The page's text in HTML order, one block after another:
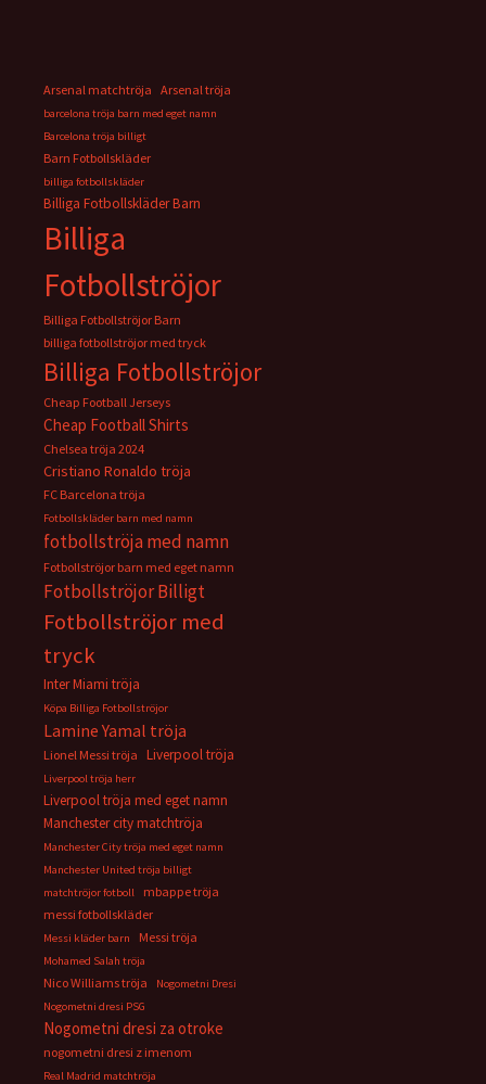
Arsenal matchtröja Arsenal tröja
barcelona tröja barn med eget namn
Barcelona tröja billigt
Barn Fotbollskläder
billiga fotbollskläder
Billiga Fotbollskläder Barn
Billiga
Fotbollströjor
Billiga Fotbollströjor Barn
billiga fotbollströjor med tryck
Billiga Fotbollströjor
Cheap Football Jerseys
Cheap Football Shirts
Chelsea tröja 2024
Cristiano Ronaldo tröja
FC Barcelona tröja
Fotbollskläder barn med namn
fotbollströja med namn
Fotbollströjor barn med eget namn
Fotbollströjor Billigt
Fotbollströjor med
tryck
Inter Miami tröja
Köpa Billiga Fotbollströjor
Lamine Yamal tröja
Lionel Messi tröja Liverpool tröja
Liverpool tröja herr
Liverpool tröja med eget namn
Manchester city matchtröja
Manchester City tröja med eget namn
Manchester United tröja billigt
matchtröjor fotboll
mbappe tröja
messi fotbollskläder
Messi kläder barn Messi tröja
Mohamed Salah tröja
Nico Williams tröja
Nogometni Dresi
Nogometni dresi PSG
Nogometni dresi za otroke
nogometni dresi z imenom
Real Madrid matchtröja